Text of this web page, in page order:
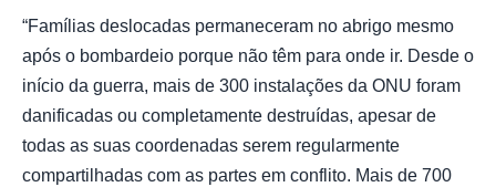
“Famílias deslocadas permaneceram no abrigo mesmo
após o bombardeio porque não têm para onde ir. Desde o
início da guerra, mais de 300 instalações da ONU foram
danificadas ou completamente destruídas, apesar de
todas as suas coordenadas serem regularmente
compartilhadas com as partes em conflito. Mais de 700